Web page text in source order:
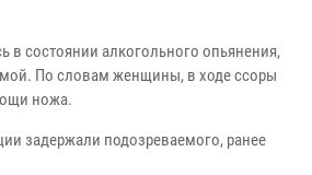
состоянии алкогольного опьянения,
По словам женщины, в ходе ссоры
ножа.
задержали подозреваемого, ранее